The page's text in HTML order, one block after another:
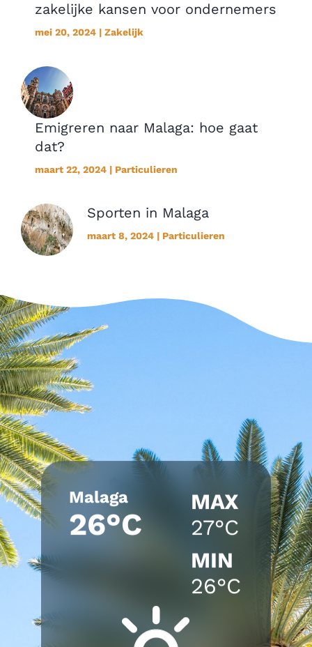
zakelijke kansen voor ondernemers
mei 20, 2024 | Zakelijk
Emigreren naar Malaga: hoe gaat
dat?
maart 22, 2024 | Particulieren
Sporten in Malaga
maart 8, 2024 | Particulieren
Malaga
26°C
MAX
27°C
MIN
26°C